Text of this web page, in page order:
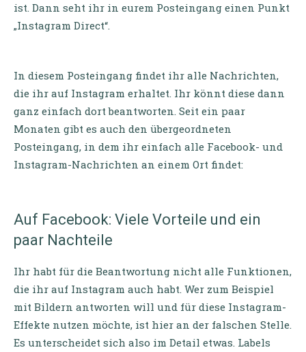
ist. Dann seht ihr in eurem Posteingang einen Punkt
„Instagram Direct“.
In diesem Posteingang findet ihr alle Nachrichten,
die ihr auf Instagram erhaltet. Ihr könnt diese dann
ganz einfach dort beantworten. Seit ein paar
Monaten gibt es auch den übergeordneten
Posteingang, in dem ihr einfach alle Facebook- und
Instagram-Nachrichten an einem Ort findet:
Auf Facebook: Viele Vorteile und ein
paar Nachteile
Ihr habt für die Beantwortung nicht alle Funktionen,
die ihr auf Instagram auch habt. Wer zum Beispiel
mit Bildern antworten will und für diese Instagram-
Effekte nutzen möchte, ist hier an der falschen Stelle.
Es unterscheidet sich also im Detail etwas. Labels